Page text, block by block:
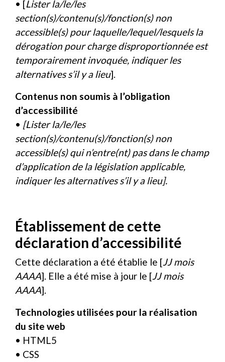
• [Lister la/le/les
section(s)/contenu(s)/fonction(s) non
accessible(s) pour laquelle/lequel/lesquels la
dérogation pour charge disproportionnée est
temporairement invoquée, indiquer les
alternatives s’il y a lieu].
Contenus non soumis à l’obligation
d’accessibilité
• [Lister la/le/les
section(s)/contenu(s)/fonction(s) non
accessible(s) qui n’entre(nt) pas dans le champ
d’application de la législation applicable,
indiquer les alternatives s’il y a lieu].
Établissement de cette
déclaration d’accessibilité
Cette déclaration a été établie le [JJ mois
AAAA]. Elle a été mise à jour le [JJ mois
AAAA].
Technologies utilisées pour la réalisation
du site web
• HTML5
• CSS